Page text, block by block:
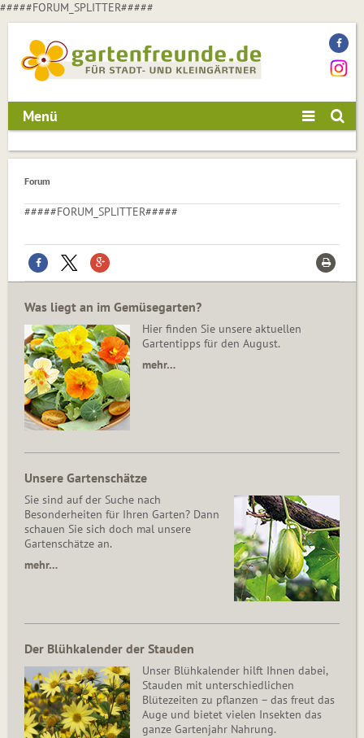
#####FORUM_SPLITTER#####
Menü
Forum
#####FORUM_SPLITTER#####
Was liegt an im Gemüsegarten?
Hier finden Sie unsere aktuellen
Gartentipps für den August.
mehr…
Unsere Gartenschätze
Sie sind auf der Suche nach
Besonderheiten für Ihren Garten? Dann
schauen Sie sich doch mal unsere
Gartenschätze an.
mehr…
Der Blühkalender der Stauden
Unser Blühkalender hilft Ihnen dabei,
Stauden mit unterschiedlichen
Blütezeiten zu pflanzen – das freut das
Auge und bietet vielen Insekten das
ganze Gartenjahr Nahrung.